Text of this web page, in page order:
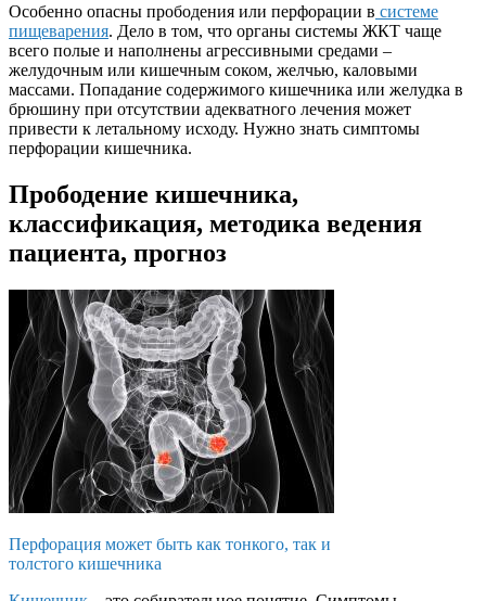
Особенно опасны прободения или перфорации в системе
пищеварения. Дело в том, что органы системы ЖКТ чаще
всего полые и наполнены агрессивными средами –
желудочным или кишечным соком, желчью, каловыми
массами. Попадание содержимого кишечника или желудка в
брюшину при отсутствии адекватного лечения может
привести к летальному исходу. Нужно знать симптомы
перфорации кишечника.
Прободение кишечника,
классификация, методика ведения
пациента, прогноз
Перфорация может быть как тонкого, так и
толстого кишечника